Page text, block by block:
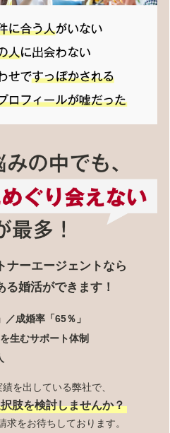
ナーエージェントなら
婚活ができます！
成婚率「65％」
生むサポート体制
を出している弊社で、
肢を検討しませんか？
求をお待ちしております。